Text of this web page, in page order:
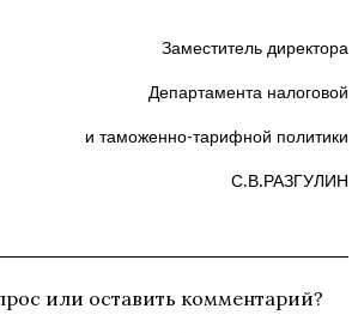
Заместитель директора
Департамента налоговой
и таможенно-тарифной политики
С.В.РАЗГУЛИН
или оставить комментарий?